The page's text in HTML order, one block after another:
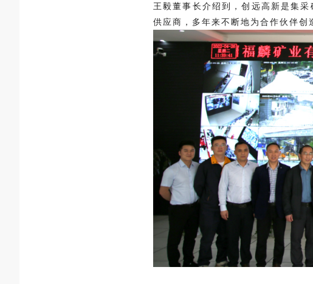
王毅董事长介绍到，创远高新是集
供应商，多年来不断地为合作伙伴创